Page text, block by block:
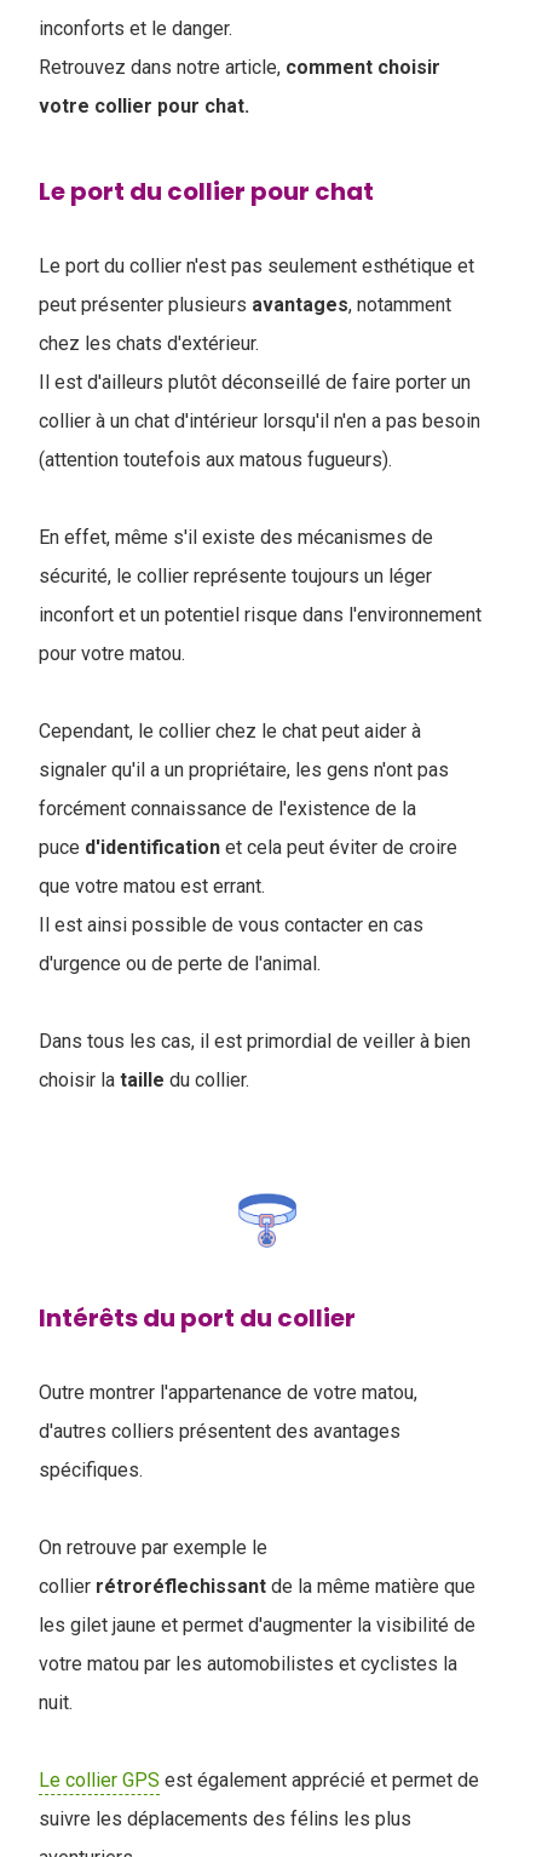
inconforts et le danger.
Retrouvez dans notre article, comment choisir
votre collier pour chat.
Le port du collier pour chat
Le port du collier n'est pas seulement esthétique et
peut présenter plusieurs avantages, notamment
chez les chats d'extérieur.
Il est d'ailleurs plutôt déconseillé de faire porter un
collier à un chat d'intérieur lorsqu'il n'en a pas besoin
(attention toutefois aux matous fugueurs).
En effet, même s'il existe des mécanismes de
sécurité, le collier représente toujours un léger
inconfort et un potentiel risque dans l'environnement
pour votre matou.
Cependant, le collier chez le chat peut aider à
signaler qu'il a un propriétaire, les gens n'ont pas
forcément connaissance de l'existence de la
puce d'identification et cela peut éviter de croire
que votre matou est errant.
Il est ainsi possible de vous contacter en cas
d'urgence ou de perte de l'animal.
Dans tous les cas, il est primordial de veiller à bien
choisir la taille du collier.
Intérêts du port du collier
Outre montrer l'appartenance de votre matou,
d'autres colliers présentent des avantages
spécifiques.
On retrouve par exemple le
collier rétroréflechissant de la même matière que
les gilet jaune et permet d'augmenter la visibilité de
votre matou par les automobilistes et cyclistes la
nuit.
Le collier GPS est également apprécié et permet de
suivre les déplacements des félins les plus